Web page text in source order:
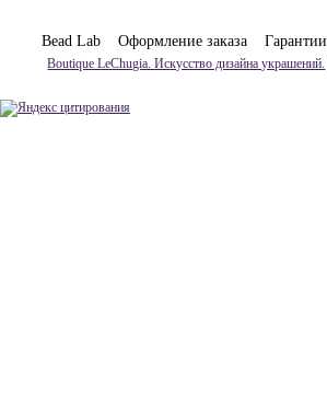
Bead Lab Оформление заказа Гарантии
Boutique LeChugia. Искусство дизайна украшений.